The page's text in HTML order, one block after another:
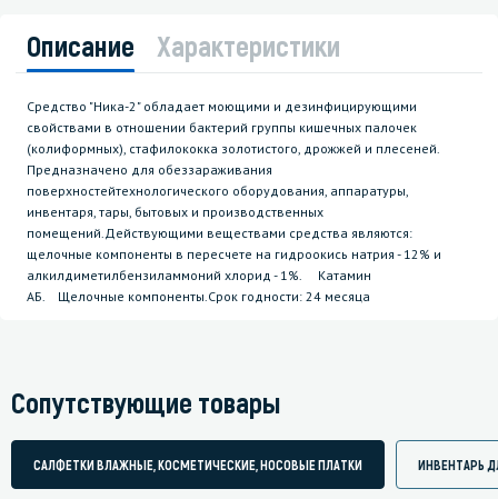
Описание Характеристики
Средство "Ника-2" обладает моющими и дезинфицирующими
свойствами в отношении бактерий группы кишечных палочек
(колиформных), стафилококка золотистого, дрожжей и плесеней.
Предназначено для обеззараживания
поверхностейтехнологического оборудования, аппаратуры,
инвентаря, тары, бытовых и производственных
помещений.Действующими веществами средства являются:
щелочные компоненты в пересчете на гидроокись натрия - 12% и
алкилдиметилбензиламмоний хлорид - 1%. Катамин
АБ. Щелочные компоненты.Срок годности: 24 месяца
Сопутствующие товары
САЛФЕТКИ ВЛАЖНЫЕ, КОСМЕТИЧЕСКИЕ, НОСОВЫЕ ПЛАТКИ ИНВЕНТАРЬ